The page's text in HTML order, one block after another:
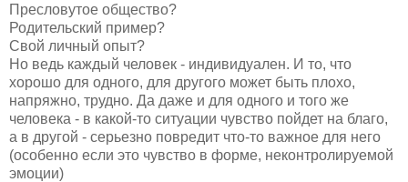
Пресловутое общество?
Родительский пример?
Свой личный опыт?
Но ведь каждый человек - индивидуален. И то, что
хорошо для одного, для другого может быть плохо,
напряжно, трудно. Да даже и для одного и того же
человека - в какой-то ситуации чувство пойдет на благо,
а в другой - серьезно повредит что-то важное для него
(особенно если это чувство в форме, неконтролируемой
эмоции)